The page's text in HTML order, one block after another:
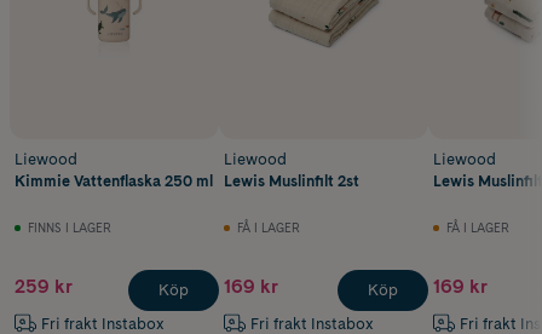
Liewood
Kimmie Vattenflaska 250 ml
FINNS I LAGER
259 kr
Fri frakt Instabox
Köp
Liewood
Lewis Muslinfilt 2st
FÅ I LAGER
169 kr
Fri frakt Instabox
Köp
Liewood
Lewis
FÅ I LAGER
169 kr
Fri frakt